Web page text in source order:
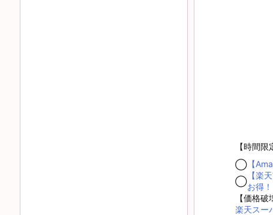
【時間
◯ 【
◯
【楽
お得！
【価格
楽天スー